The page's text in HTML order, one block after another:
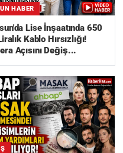
HABER
Lise İnşaatında 650
Kablo Hırsızlığı!
Açısını Değiş...